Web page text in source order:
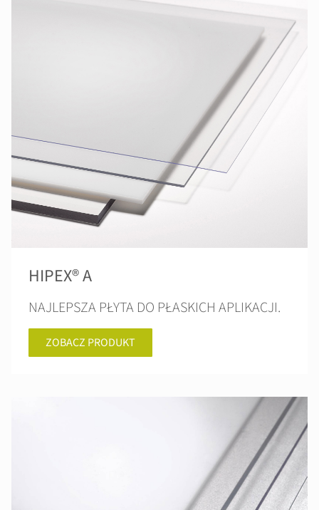
HIPEX® A
NAJLEPSZA PŁYTA DO PŁASKICH APLIKACJI.
ZOBACZ PRODUKT